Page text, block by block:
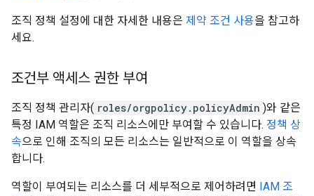
조직 정책 설정에 대한 자세한 내용은 제약 조건 사용을 참고하
세요.
조건부 액세스 권한 부여
조직 정책 관리자( roles/orgpolicy.policyAdmin )와 같은
특정 IAM 역할은 조직 리소스에만 부여할 수 있습니다. 정책 상
속으로 인해 조직의 모든 리소스는 일반적으로 이 역할을 상속
합니다.
역할이 부여되는 리소스를 더 세부적으로 제어하려면 IAM 조